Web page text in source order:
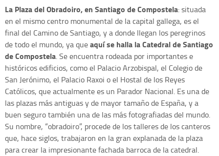
La Plaza del Obradoiro, en Santiago de Compostela: situada
en el mismo centro monumental de la capital gallega, es el
final del Camino de Santiago, y a donde llegan los peregrinos
de todo el mundo, ya queaquí se halla la Catedral de Santiago
de Compostela. Se encuentra rodeada por importantes e
históricos edificios, como el Palacio Arzobispal, el Colegio de
San Jerónimo, el Palacio Raxoi o el Hostal de los Reyes
Católicos, que actualmente es un Parador Nacional. Es una de
las plazas más antiguas y de mayor tamaño de España, y a
buen seguro también una de las más fotografiadas del mundo.
Su nombre, “obradoiro”, procede de los talleres de los canteros
que, hace siglos, trabajaron en la gran explanada de la plaza
para crear la impresionante fachada barroca de la catedral.